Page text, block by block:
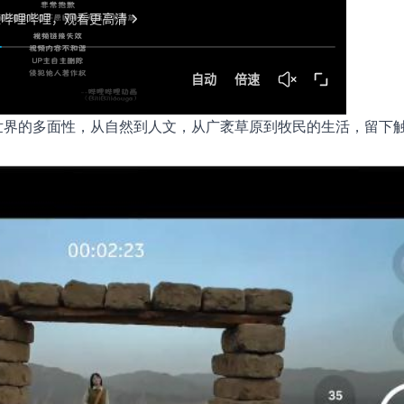
的多面性，从自然到人文，从广袤草原到牧民的生活，留下